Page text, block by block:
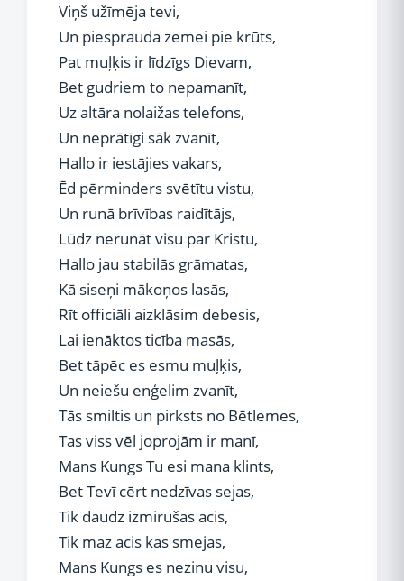
Viņš užīmēja tevi,
Un piesprauda zemei pie krūts,
Pat muļķis ir līdzīgs Dievam,
Bet gudriem to nepamanīt,
Uz altāra nolaižas telefons,
Un neprātīgi sāk zvanīt,
Hallo ir iestājies vakars,
Ēd pērminders svētītu vistu,
Un runā brīvības raidītājs,
Lūdz nerunāt visu par Kristu,
Hallo jau stabilās grāmatas,
Kā siseņi mākoņos lasās,
Rīt officiāli aizklāsim debesis,
Lai ienāktos ticība masās,
Bet tāpēc es esmu muļķis,
Un neiešu enģelim zvanīt,
Tās smiltis un pirksts no Bētlemes,
Tas viss vēl joprojām ir manī,
Mans Kungs Tu esi mana klints,
Bet Tevī cērt nedzīvas sejas,
Tik daudz izmirušas acis,
Tik maz acis kas smejas,
Mans Kungs es nezinu visu,